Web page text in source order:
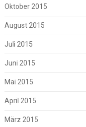
Oktober 2015
August 2015
Juli 2015
Juni 2015
Mai 2015
April 2015
März 2015